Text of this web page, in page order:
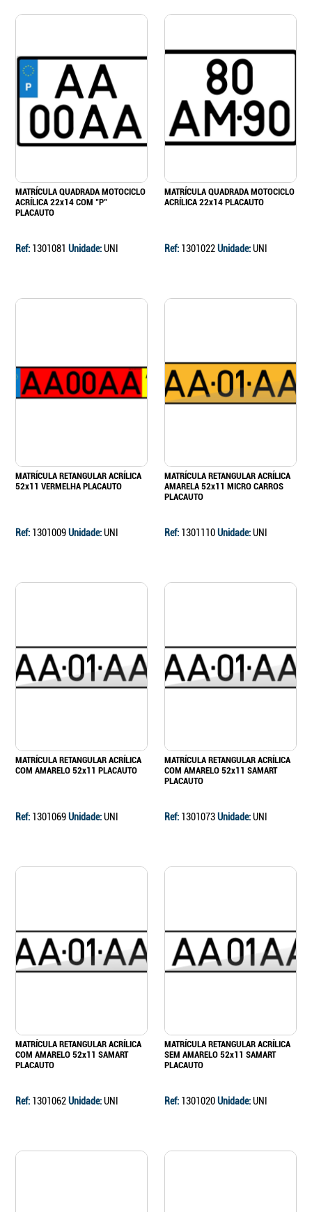
MATRÍCULA QUADRADA MOTOCICLO
ACRÍLICA 22x14 COM "P"
PLACAUTO
Ref: 1301081 Unidade:UNI
MATRÍCULA QUADRADA MOTOCICLO
ACRÍLICA 22x14 PLACAUTO
Ref: 1301022Unidade:UNI
MATRÍCULA RETANGULAR ACRÍLICA
52x11 VERMELHA PLACAUTO
Ref: 1301009Unidade:UNI
MATRÍCULA RETANGULAR ACRÍLICA
AMARELA 52x11 MICRO CARROS
PLACAUTO
Ref: 1301110Unidade:UNI
MATRÍCULA RETANGULAR ACRÍLICA
COM AMARELO 52x11 PLACAUTO
Ref: 1301069Unidade:UNI
MATRÍCULA RETANGULAR ACRÍLICA
COM AMARELO 52x11 SAMART
PLACAUTO
Ref: 1301073Unidade:UNI
MATRÍCULA RETANGULAR ACRÍLICA
COM AMARELO 52x11 SAMART
PLACAUTO
Ref: 1301062Unidade:UNI
MATRÍCULA RETANGULAR ACRÍLICA
SEM AMARELO 52x11 SAMART
PLACAUTO
Ref: 1301020Unidade:UNI